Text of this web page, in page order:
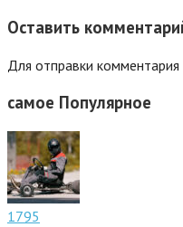
Оставить
Для отправки
самое Популярное
1795